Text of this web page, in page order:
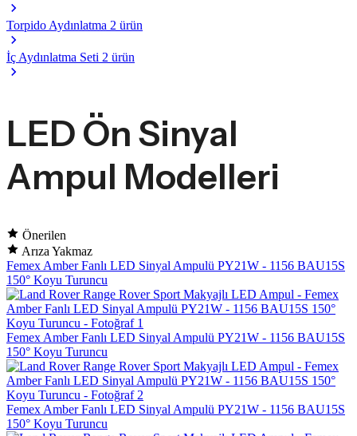
Torpido Aydınlatma 2 ürün
İç Aydınlatma Seti 2 ürün
LED Ön Sinyal
Ampul Modelleri
Önerilen
Arıza Yakmaz
Femex Amber Fanlı LED Sinyal Ampulü PY21W - 1156 BAU15S
150° Koyu Turuncu
Femex Amber Fanlı LED Sinyal Ampulü PY21W - 1156 BAU15S
150° Koyu Turuncu
Femex Amber Fanlı LED Sinyal Ampulü PY21W - 1156 BAU15S
150° Koyu Turuncu